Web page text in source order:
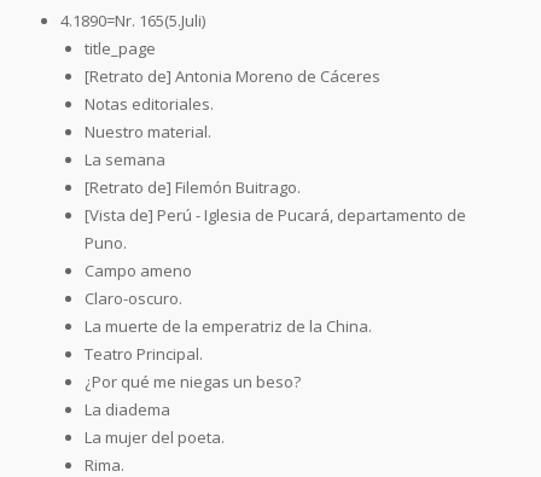
4.1890=Nr. 165(5.Juli)
title_page
[Retrato de] Antonia Moreno de Cáceres
Notas editoriales.
Nuestro material.
La semana
[Retrato de] Filemón Buitrago.
[Vista de] Perú - Iglesia de Pucará, departamento de
Puno.
Campo ameno
Claro-oscuro.
La muerte de la emperatriz de la China.
Teatro Principal.
¿Por qué me niegas un beso?
La diadema
La mujer del poeta.
Rima.